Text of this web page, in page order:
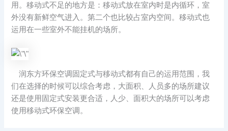
用。移动式不足的地方是：移动式放在室内时是内循环，室
外没有新鲜空气进入。第二个也比较占室内空间。移动式也
运用在一些室外不能挂机的场所。
润东方环保空调固定式与移动式都有自己的运用范围，我
们在选择的时候可以综合考虑，大面积、人员多的场所建议
还是使用固定式安装更合适，人少、面积大的场所可以考虑
使用移动式环保空调。